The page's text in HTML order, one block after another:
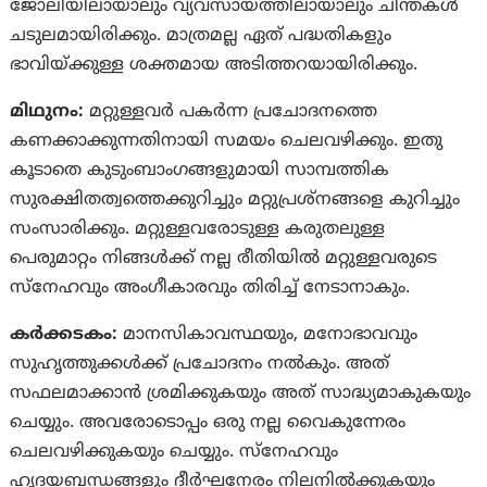
ജോലിയിലായാലും വ്യവസായത്തിലായാലും ചിന്തകള്‍
ചടുലമായിരിക്കും. മാത്രമല്ല ഏത് പദ്ധതികളും
ഭാവിയ്ക്കുള്ള ശക്തമായ അടിത്തറയായിരിക്കും.
മിഥുനം: മറ്റുള്ളവര്‍ പകര്‍ന്ന പ്രചോദനത്തെ
കണക്കാക്കുന്നതിനായി സമയം ചെലവഴിക്കും. ഇതു
കൂടാതെ കുടുംബാംഗങ്ങളുമായി സാമ്പത്തിക
സുരക്ഷിതത്വത്തെക്കുറിച്ചും മറ്റുപ്രശ്‌നങ്ങളെ കുറിച്ചും
സംസാരിക്കും. മറ്റുള്ളവരോടുള്ള കരുതലുള്ള
പെരുമാറ്റം നിങ്ങള്‍ക്ക് നല്ല രീതിയില്‍ മറ്റുള്ളവരുടെ
സ്നേഹവും അംഗീകാരവും തിരിച്ച് നേടാനാകും.
കര്‍ക്കടകം: മാനസികാവസ്ഥയും, മനോഭാവവും
സുഹൃത്തുക്കള്‍ക്ക് പ്രചോദനം നല്‍കും. അത്
സഫലമാക്കാന്‍ ശ്രമിക്കുകയും അത് സാദ്ധ്യമാകുകയും
ചെയ്യും. അവരോടൊപ്പം ഒരു നല്ല വൈകുന്നേരം
ചെലവഴിക്കുകയും ചെയ്യും. സ്നേഹവും
ഹൃദയബന്ധങ്ങളും ദീര്‍ഘനേരം നിലനില്‍ക്കുകയും